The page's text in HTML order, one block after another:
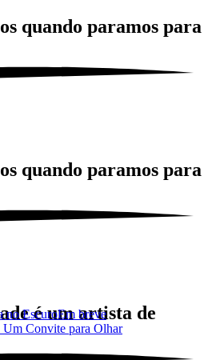
no EscuroEm breve
Um Convite para Olhar
quando paramos para
quando paramos para
é um artista de